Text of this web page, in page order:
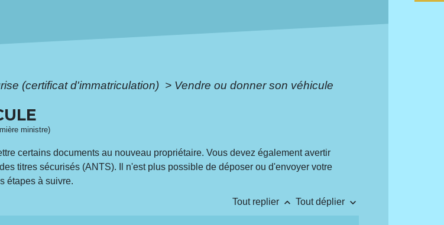
(certificat d'immatriculation) > Vendre ou donner son véhicule
ministre)
certains documents au nouveau propriétaire. Vous devez également avertir
titres sécurisés (ANTS). Il n'est plus possible de déposer ou d'envoyer votre
étapes à suivre.
Tout replier keyboard_arrow_up Tout déplier keyboard_arrow_down